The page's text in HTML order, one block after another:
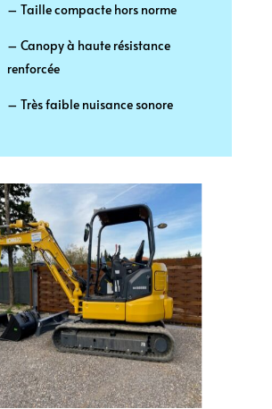
– Taille compacte hors norme
– Canopy à haute résistance
renforcée
– Très faible nuisance sonore